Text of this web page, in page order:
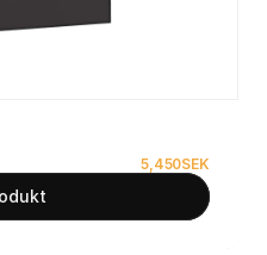
5,450SEK